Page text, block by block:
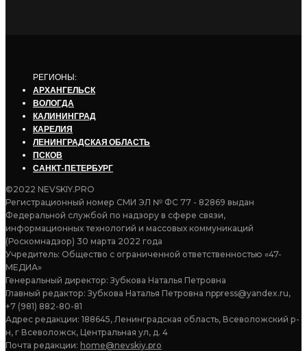
РЕГИОНЫ:
АРХАНГЕЛЬСК
ВОЛОГДА
КАЛИНИНГРАД
КАРЕЛИЯ
ЛЕНИНГРАДСКАЯ ОБЛАСТЬ
ПСКОВ
САНКТ-ПЕТЕРБУРГ
©2022 NEVSKIY.PRO
Регистрационный номер СМИ ЭЛ № ФС 77 - 82869 выдан
Федеральной службой по надзору в сфере связи,
информационных технологий и массовых коммуникаций
(Роскомнадзор) 30 марта 2022 года
Учредитель: Общество с ограниченной ответственностью «47-
МЕДИА»
Генеральный директор: Зубкова Наталья Петровна
Главный редактор: Зубкова Наталья Петровна nppress@yandex.ru,
+7 (981) 882-80-81
Адрес редакции: 188645, Ленинградская область, Всеволожский р-
н, г Всеволожск, Центральная ул, д. 4
Почта редакции: home@nevskiy.pro